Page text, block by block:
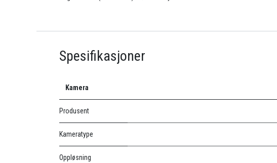
Spesifikasjoner
Kamera
Produsent
Kameratype
Oppløsning